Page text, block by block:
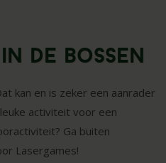
de bossen
kan en is zeker een aanrader
activiteit voor een
Ga buiten
Lasergames!